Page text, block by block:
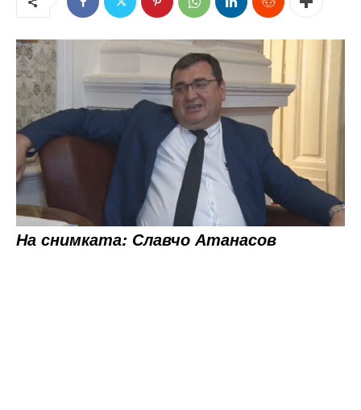
На снимката: Славчо Атанасов